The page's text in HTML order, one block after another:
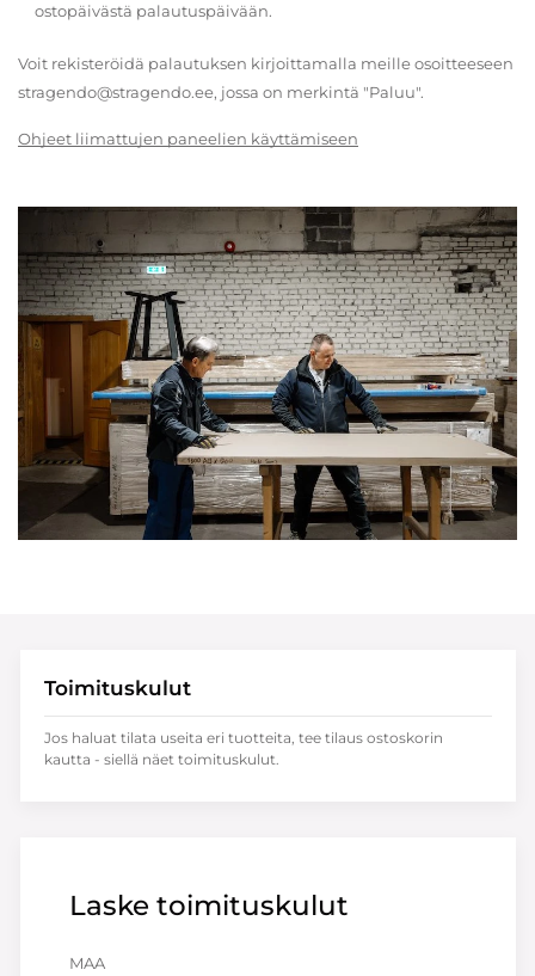
ostopäivästä palautuspäivään.
Voit rekisteröidä palautuksen kirjoittamalla meille osoitteeseen
stragendo@stragendo.ee, jossa on merkintä "Paluu".
Ohjeet liimattujen paneelien käyttämiseen
Laske toimituskulut
MAA
Toimituskulut
Jos haluat tilata useita eri tuotteita, tee tilaus ostoskorin
kautta - siellä näet toimituskulut.